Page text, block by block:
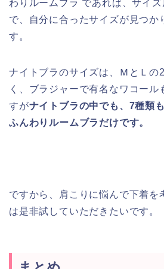
わりルームブラ であれば、サイ
で、自分に合ったサイズが見つか
す。
ナイトブラのサイズは、ＭとＬの
く、ブラジャーで有名なワコール
すがナイトブラの中でも、7種類
ふんわりルームブラだけです。
ですから、肩こりに悩んで下着を
は是非試していただきたいです。